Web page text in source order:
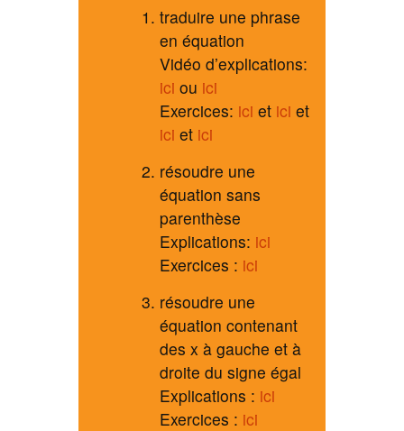
traduire une phrase
en équation
Vidéo d’explications:
ici ou ici
Exercices: ici et ici et
ici et ici
résoudre une
équation sans
parenthèse
Explications: ici
Exercices : ici
résoudre une
équation contenant
des x à gauche et à
droite du signe égal
Explications : ici
Exercices : ici